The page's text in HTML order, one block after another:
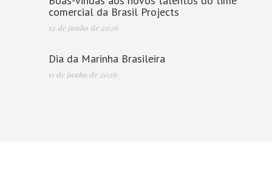
comercial da Brasil Projects
12 de junho de 2026
Dia da Marinha Brasileira
11 de junho de 2026